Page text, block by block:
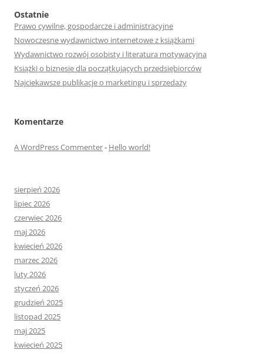
Ostatnie
Prawo cywilne, gospodarcze i administracyjne
Nowoczesne wydawnictwo internetowe z książkami
Wydawnictwo rozwój osobisty i literatura motywacyjna
Książki o biznesie dla początkujących przedsiębiorców
Najciekawsze publikacje o marketingu i sprzedaży
Komentarze
A WordPress Commenter- Hello world!
sierpień 2026
lipiec 2026
czerwiec 2026
maj 2026
kwiecień 2026
marzec 2026
luty 2026
styczeń 2026
grudzień 2025
listopad 2025
maj 2025
kwiecień 2025